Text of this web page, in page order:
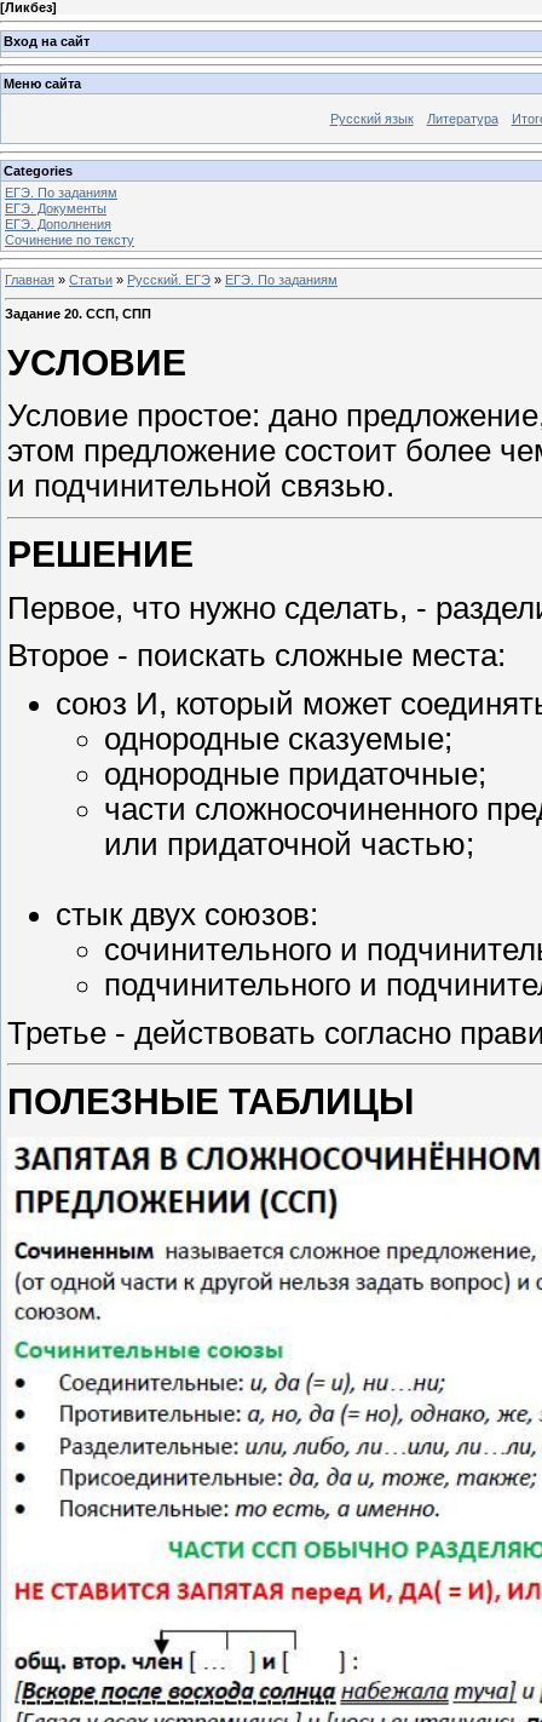
[Ликбез]
Вход на сайт
Меню сайта
Русский язык Литература
Categories
ЕГЭ. По заданиям
ЕГЭ. Документы
ЕГЭ. Дополнения
Сочинение по тексту
Главная » Статьи » Русский. ЕГЭ » ЕГЭ. По заданиям
Задание 20. ССП, СПП
УСЛОВИЕ
Условие простое: дано
этом предложение состоит более
и подчинительной связью.
РЕШЕНИЕ
Первое, что нужно сделать, -
Второе - поискать сложные места:
союз И, который может
однородные сказуемые;
однородные придаточные;
части сложносочиненного
или придаточной частью;
стык двух союзов:
сочинительного и
подчинительного и
Третье - действовать согласно
ПОЛЕЗНЫЕ ТАБЛИЦЫ